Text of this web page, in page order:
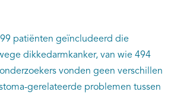
patiënten geïncludeerd die
dikkedarmkanker, van wie 494
vonden geen verschillen
gerelateerde problemen tussen